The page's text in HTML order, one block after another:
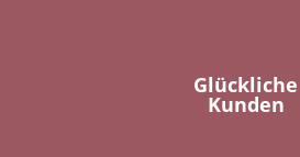
Glückliche
Kunden